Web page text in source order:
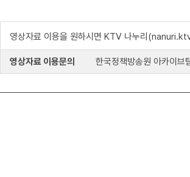
영상자료 이용을 원하시면 KTV 나누리
영상자료 이용문의 한국정책방송원 아카이